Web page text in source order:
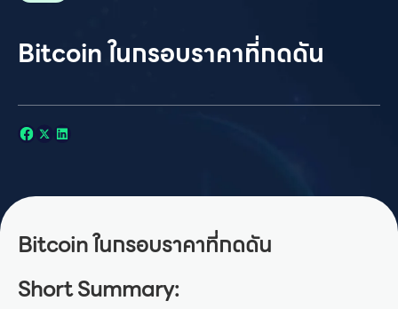
Bitcoin ในกรอบราคาที่กดดัน
Bitcoin ในกรอบราคาที่กดดัน
Short Summary: